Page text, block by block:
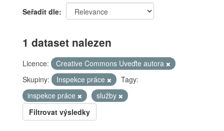
Seřadit dle
1 dataset nalezen
Licence:
Creative Commons Uveďte autora
Skupiny:
Inspekce práce
Tagy:
inspekce práce
služby
Filtrovat výsledky